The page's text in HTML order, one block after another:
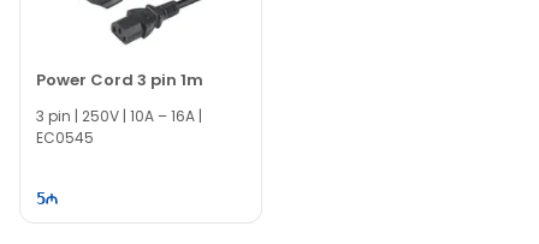
Power Cord 3 pin 1m
3 pin | 250V | 10A – 16A |
EC0545
5